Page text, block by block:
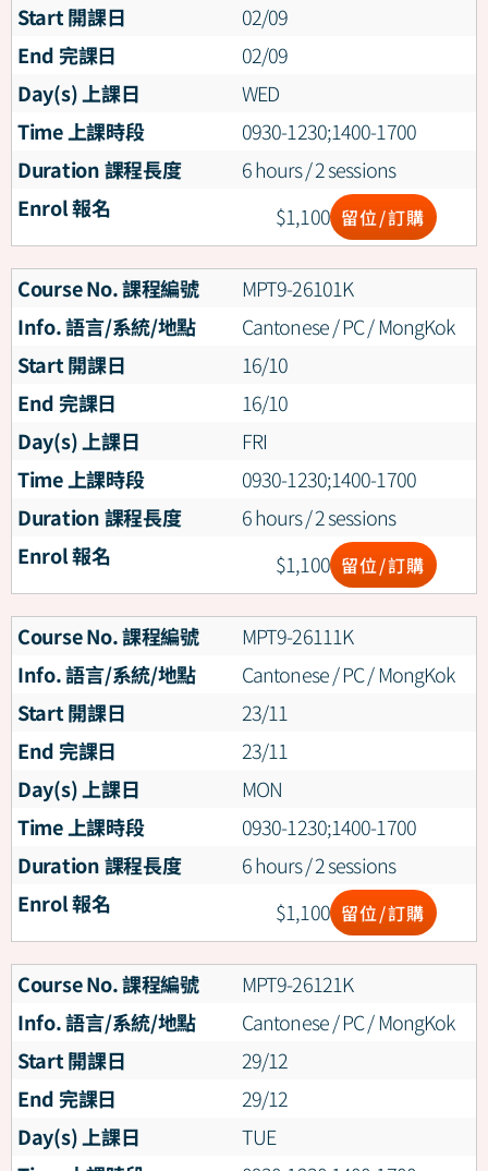
Start 開課日
02/09
End 完課日
02/09
Day(s) 上課日
WED
Time 上課時段
0930-1230;1400-1700
Duration 課程長度
6 hours / 2 sessions
Enrol 報名
$1,100 留位/訂購
Course No. 課程編號
MPT9-26101K
Info. 語言/系統/地點
Cantonese / PC / MongKok
Start 開課日
16/10
End 完課日
16/10
Day(s) 上課日
FRI
Time 上課時段
0930-1230;1400-1700
Duration 課程長度
6 hours / 2 sessions
Enrol 報名
$1,100 留位/訂購
Course No. 課程編號
MPT9-26111K
Info. 語言/系統/地點
Cantonese / PC / MongKok
Start 開課日
23/11
End 完課日
23/11
Day(s) 上課日
MON
Time 上課時段
0930-1230;1400-1700
Duration 課程長度
6 hours / 2 sessions
Enrol 報名
$1,100 留位/訂購
Course No. 課程編號
MPT9-26121K
Info. 語言/系統/地點
Cantonese / PC / MongKok
Start 開課日
29/12
End 完課日
29/12
Day(s) 上課日
TUE